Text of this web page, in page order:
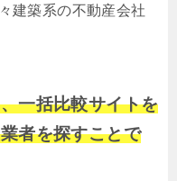
建築系の不動産会社
一括比較サイトを
者を探すことで